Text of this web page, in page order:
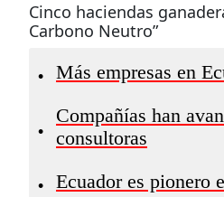
Cinco haciendas
Carbono Neutro”
• Más empresas en
•
Compañías han
consultoras
• Ecuador es pionero